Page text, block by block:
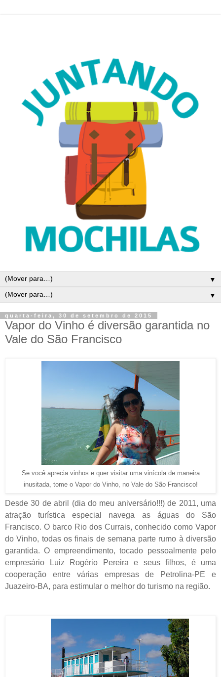
▼
▼
quarta-feira, 30 de setembro de 2015
Vapor do Vinho é diversão garantida no
Vale do São Francisco
Se você aprecia vinhos e quer visitar uma vinícola de maneira
inusitada, tome o Vapor do Vinho, no Vale do São Francisco!
Desde 30 de abril (dia do meu aniversário!!!) de 2011, uma
atração turística especial navega as águas do São
Francisco. O barco Rio dos Currais, conhecido como Vapor
do Vinho, todas os finais de semana parte rumo à diversão
garantida. O empreendimento, tocado pessoalmente pelo
empresário Luiz Rogério Pereira e seus filhos, é uma
cooperação entre várias empresas de Petrolina-PE e
Juazeiro-BA, para estimular o melhor do turismo na região.